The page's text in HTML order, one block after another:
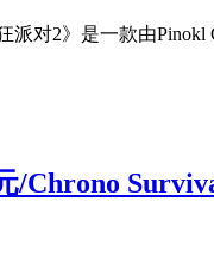
派对2》是一款由Pinokl
/Chrono